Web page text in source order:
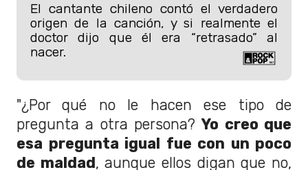
El cantante chileno contó el verdadero
origen de la canción, y si realmente el
doctor dijo que él era “retrasado” al
nacer.
"¿Por qué no le hacen ese tipo de
pregunta a otra persona?Yo creo que
esa pregunta igual fue con un poco
de maldad, aunque ellos digan que no,